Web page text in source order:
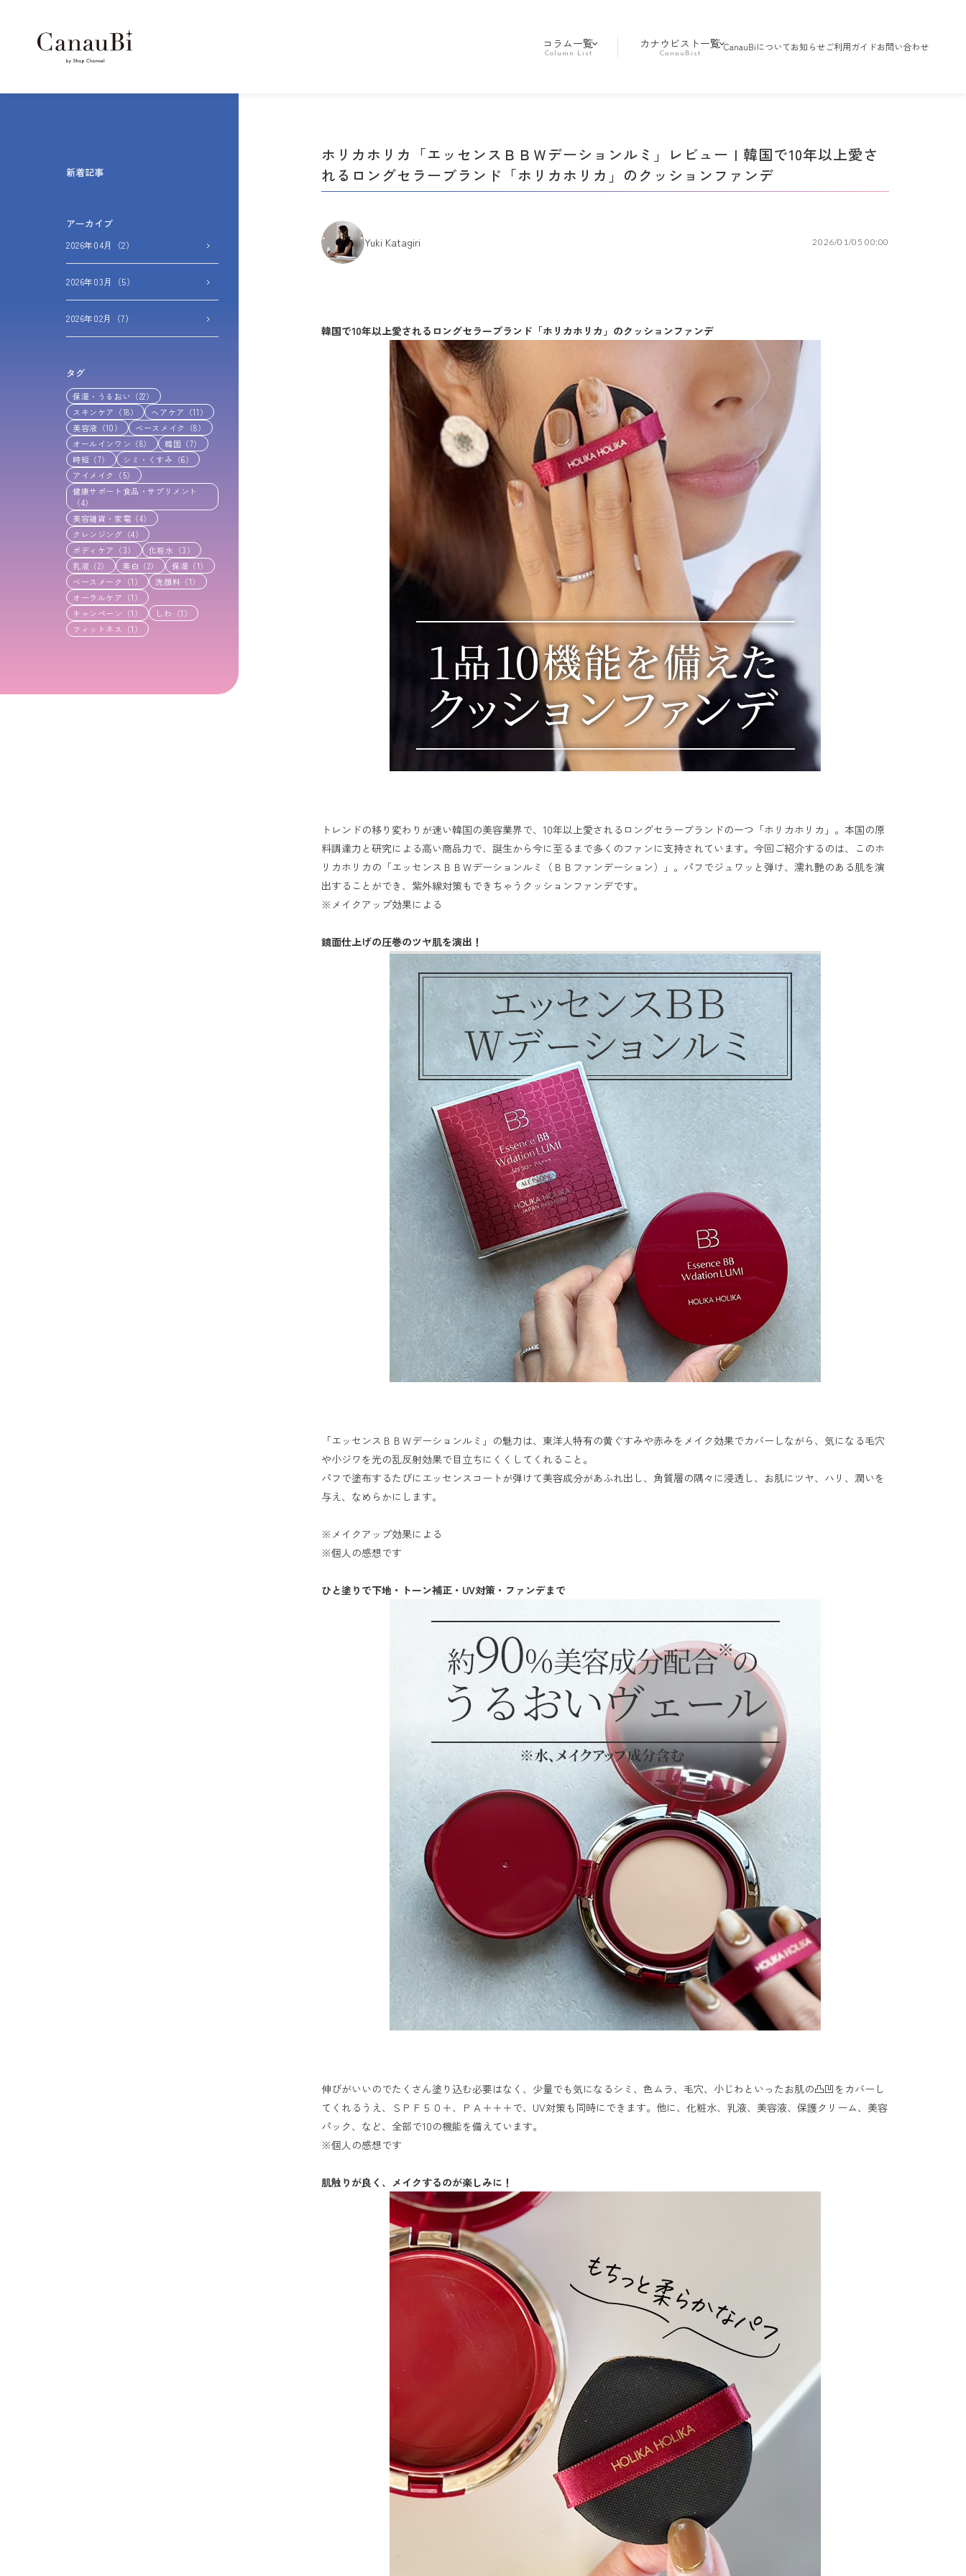
コラム一覧 カナウビスト一覧 CanauBiについてお知らせご利用ガイドお問い合わせ
ホリカホリカ「エッセンスＢＢＷデーションルミ」レビュー | 韓国で10年以上愛さ
れるロングセラーブランド「ホリカホリカ」のクッションファンデ
Yuki Katagiri 2026/01/05 00:00
韓国で10年以上愛されるロングセラーブランド「ホリカホリカ」のクッションファンデ
トレンドの移り変わりが速い韓国の美容業界で、10年以上愛されるロングセラーブランドの一つ「ホリカホリカ」。本国の原
料調達力と研究による高い商品力で、誕生から今に至るまで多くのファンに支持されています。今回ご紹介するのは、このホ
リカホリカの「エッセンスＢＢＷデーションルミ（ＢＢファンデーション）」。パフでジュワッと弾け、濡れ艶のある肌を演
出することができ、紫外線対策もできちゃうクッションファンデです。
※メイクアップ効果による
鏡面仕上げの圧巻のツヤ肌を演出！
「エッセンスＢＢＷデーションルミ」の魅力は、東洋人特有の黄ぐすみや赤みをメイク効果でカバーしながら、気になる毛穴
や小ジワを光の乱反射効果で目立ちにくくしてくれること。
パフで塗布するたびにエッセンスコートが弾けて美容成分があふれ出し、角質層の隅々に浸透し、お肌にツヤ、ハリ、潤いを
与え、なめらかにします。
※メイクアップ効果による
※個人の感想です
ひと塗りで下地・トーン補正・UV対策・ファンデまで
伸びがいいのでたくさん塗り込む必要はなく、少量でも気になるシミ、色ムラ、毛穴、小じわといったお肌の凸凹をカバーし
てくれるうえ、ＳＰＦ５０＋、ＰＡ＋＋＋で、UV対策も同時にできます。他に、化粧水、乳液、美容液、保護クリーム、美容
パック、など、全部で10の機能を備えています。
※個人の感想です
肌触りが良く、メイクするのが楽しみに！
新着記事
アーカイブ
2026年04月（2）
2026年03月（5）
2026年02月（7）
タグ
保湿・うるおい（22）
スキンケア（18）
ヘアケア（11）
美容液（10）
ベースメイク（8）
オールインワン（8）
韓国（7）
時短（7）
シミ・くすみ（6）
アイメイク（5）
健康サポート食品・サプリメント
（4）
美容雑貨・家電（4）
クレンジング（4）
ボディケア（3）
化粧水（3）
乳液（2）
美白（2）
保湿（1）
ベースメーク（1）
洗顔料（1）
オーラルケア（1）
キャンペーン（1）
しわ（1）
フィットネス（1）